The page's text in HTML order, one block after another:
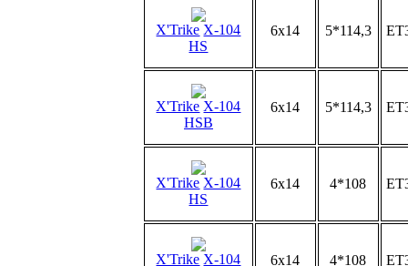
X'Trike X-104
HS
6x14 5*114,3
X'Trike X-104
HSB
6x14 5*114,3
X'Trike X-104
HS
6x14 4*108
X'Trike X-104 6x14 4*108